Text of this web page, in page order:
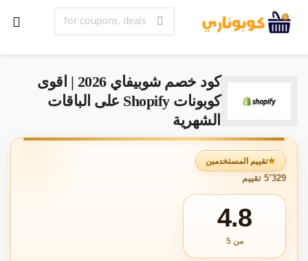
كود خصم شوبيفاي 2026 | اقوى
كوبونات Shopify على الباقات
الشهرية
تقييم المستخدمين
5٬329 تقييم
4.8
من 5